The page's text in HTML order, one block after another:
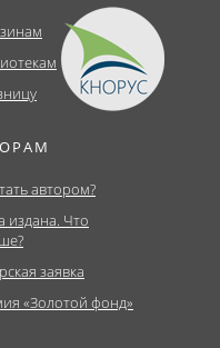
автором?
издана. Что
заявка
«Золотой фонд»